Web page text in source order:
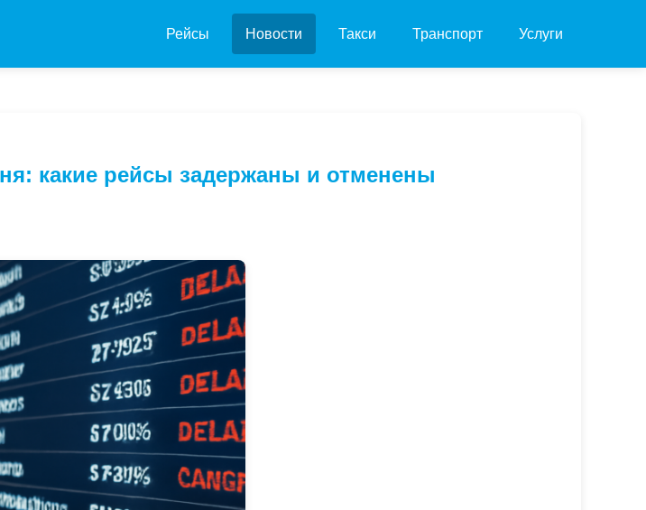
Рейсы Новости Такси Транспорт Услуги
какие рейсы задержаны и отменены